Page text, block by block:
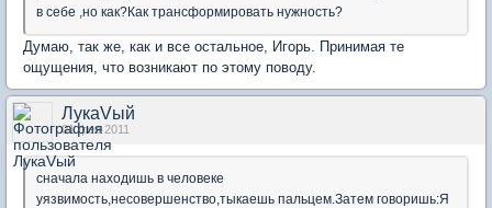
в себе ,но как?Как трансформировать нужность?
Думаю, так же, как и все остальное, Игорь. Принимая те
ощущения, что возникают по этому поводу.
ЛукаVый
01 фев 2011
сначала находишь в человеке
уязвимость,несовершенство,тыкаешь пальцем.Затем говоришь:Я